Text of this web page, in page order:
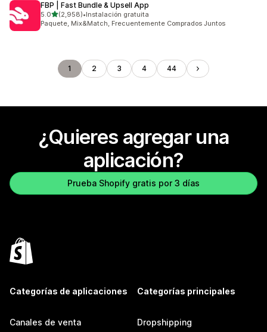
FBP | Fast Bundle & Upsell App
5.0de 5 estrellas
(2,958)
2958 reseñas en total
•Instalación gratuita
Paquete, Mix&Match, Frecuentemente Comprados Juntos
1 2 3 4 44
¿Quieres agregar una
aplicación?
Prueba Shopify gratis por 3 días
Categorías de aplicaciones
Canales de venta
Categorías principales
Dropshipping